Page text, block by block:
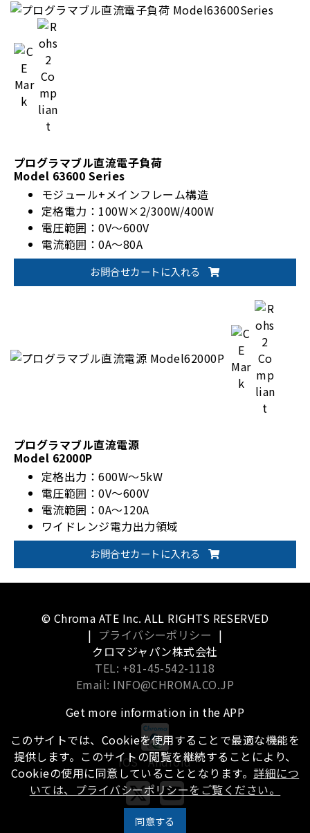
動作モード：CC/CR/CV/CP/CZ/コンビネーション
プログラマブル直流電子負荷
Model 63600 Series
モジュール+メインフレーム構造
定格電力：100W×2/300W/400W
電圧範囲：0V～600V
電流範囲：0A～80A
CZ(定インピーダンス)モード
CC/CV/CPモードお問合せカートに入れる
プログラマブル直流電源
Model 62000P
定格出力：600W～5kW
電圧範囲：0V～600V
電流範囲：0A～120A
ワイドレンジ電力出力領域
マスタースレーブ運転（直列5台または並列5台）
お問合せカートに入れる
© Chroma ATE Inc. ALL RIGHTS RESERVED
| プライバシーポリシー |
クロマジャパン株式会社
TEL: +81-45-542-1118
Email: INFO@CHROMA.CO.JP
Get more information in the APP
iOS Android
このサイトでは、Cookieを使用することで最適な機能を
提供します。このサイトの閲覧を継続することにより、
Cookieの使用に同意していることとなります。 詳細につ
いては、プライバシーポリシーをご覧ください。
同意する